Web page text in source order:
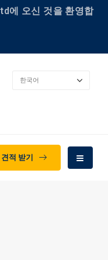
에 오신 것을 환영합
견적 받기